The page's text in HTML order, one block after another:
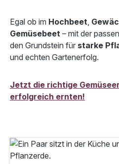
Egal ob im Hochbeet,
Gemüsebeet – mit der
den Grundstein für starke
und echten Gartenerfolg.
Jetzt die richtige
erfolgreich ernten!